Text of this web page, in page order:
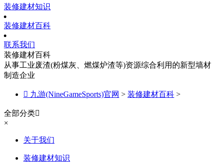
装修建材知识
装修建材百科
联系我们
装修建材百科
从事工业废渣(粉煤灰、燃煤炉渣等)资源综合利用的新型墙材
制造企业
 九游(NineGameSports)官网 > 装修建材百科 >
全部分类
×
关于我们
装修建材知识